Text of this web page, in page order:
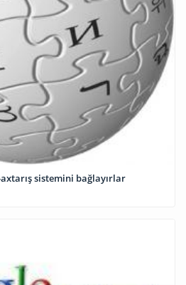
sistemini bağlayırlar